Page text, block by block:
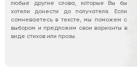
любые другие слова, которые Вы бы
хотели донести до получателя. Если
сомневаетесь в тексте, мы поможем с
выбором и предложим свои варианты в
виде стихов или прозы.